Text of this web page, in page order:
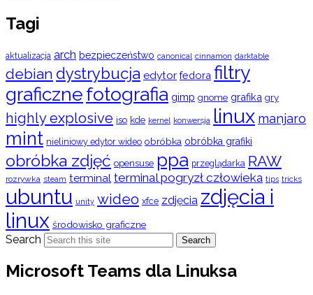
Tagi
aktualizacja arch bezpieczeństwo canonical cinnamon darktable
debian dystrybucja edytor fedora filtry
graficznefotografia gimp gnome grafika gry
highly explosive iso kde kernel konwersja linux manjaro
mint nieliniowy edytor wideo obróbka obróbka grafiki
obróbka zdjęć opensuse ppa przeglądarka RAW
rozrywka steam terminal terminal pogryzł człowieka tips tricks
ubuntu unity wideo xfce zdjęcia zdjęcia i
linux środowisko graficzne
Search Search
Microsoft Teams dla Linuksa